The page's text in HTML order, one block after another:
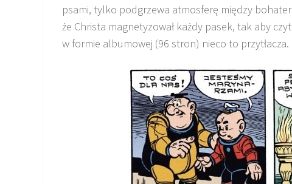
psami, tylko podgrzewa atmosferę między
że Christa magnetyzował każdy pasek, tak aby
w formie albumowej (96 stron) nieco to